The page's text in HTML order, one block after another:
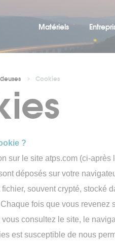
Matériels
Mini-
AP255
Mini-
finisseur
finisseur
S800-
3i
Finisseur
Intermédiaire
S1300-
3i
Finisseur
d'agence
> Cookies
?
sur le site atps.com (ci-
déposés sur votre
souvent crypté, stocké
fois que vous
consultez le site, le
est susceptible de nous